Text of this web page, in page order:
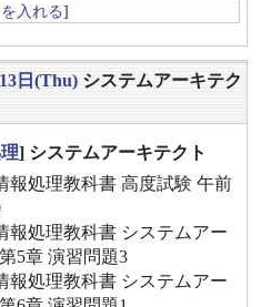
入れる]
日(Thu) システムアーキテク
] システムアーキテクト
報処理教科書 高度試験 午前
報処理教科書 システムアー
5章 演習問題3
報処理教科書 システムアー